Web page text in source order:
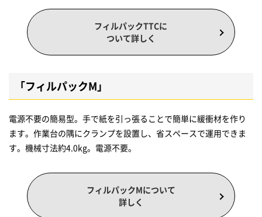
フィルパックTTCに
ついて詳しく
「フィルパックM」
電源不要の簡易型。手で紙を引っ張ることで簡単に緩衝材を作り
ます。作業台の隅にクランプを設置し、省スペースで運用できま
す。機械寸法約4.0kg。電源不要。
フィルパックMについて
詳しく